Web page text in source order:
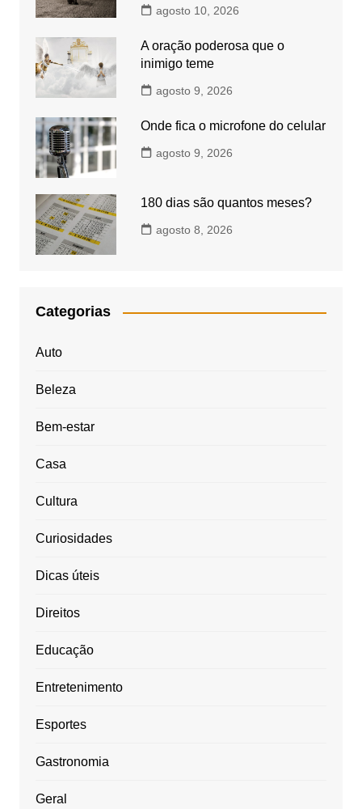
agosto 10, 2026
A oração poderosa que o
inimigo teme
agosto 9, 2026
Onde fica o microfone do celular
agosto 9, 2026
180 dias são quantos meses?
agosto 8, 2026
Categorias
Auto
Beleza
Bem-estar
Casa
Cultura
Curiosidades
Dicas úteis
Direitos
Educação
Entretenimento
Esportes
Gastronomia
Geral